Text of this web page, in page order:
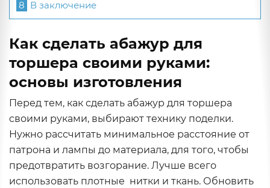
8 В заключение
Как сделать абажур для
торшера своими руками:
основы изготовления
Перед тем, как сделать абажур для торшера
своими руками, выбирают технику поделки.
Нужно рассчитать минимальное расстояние от
патрона и лампы до материала, для того, чтобы
предотвратить возгорание. Лучше всего
использовать плотные нитки и ткань. Обновить